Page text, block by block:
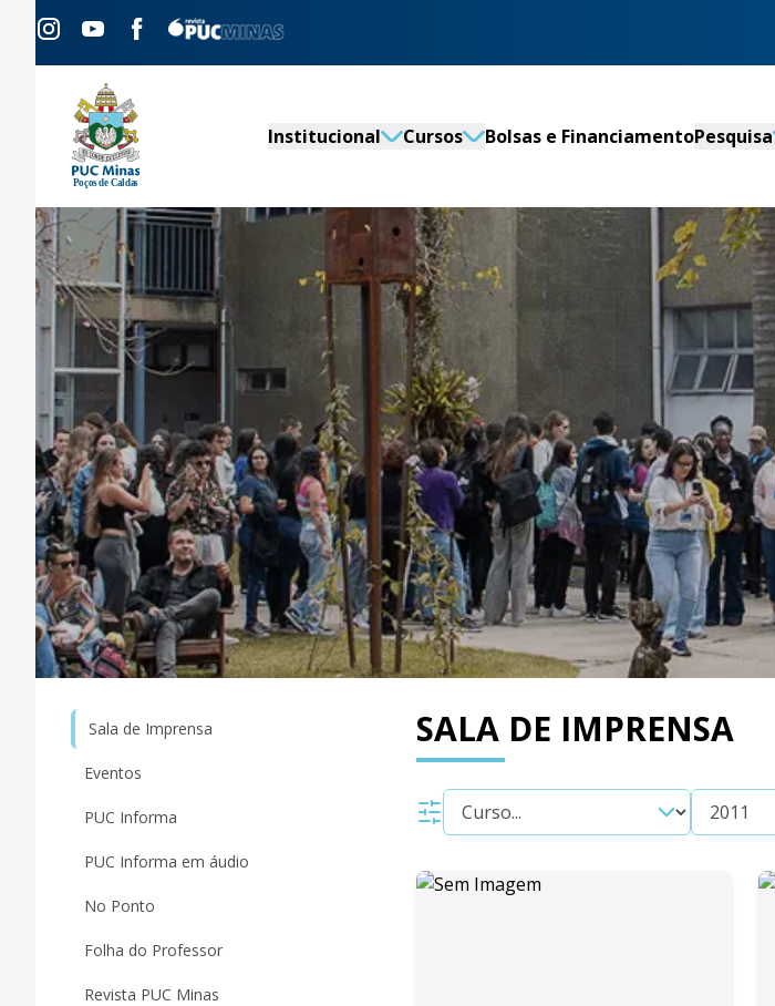
Institucional Cursos Bolsas e FinanciamentoPesquisa
Sala de Imprensa
Eventos
PUC Informa
PUC Informa em áudio
No Ponto
Folha do Professor
Revista PUC Minas
SALA DE IMPRENSA